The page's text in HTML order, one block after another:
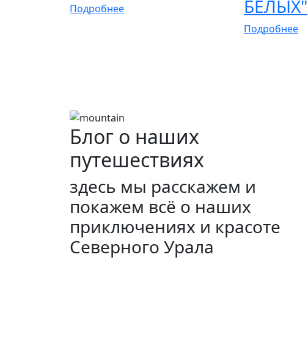
Подробнее
БЕЛЫХ"
Подробнее
Блог о наших
путешествиях
здесь мы расскажем и
покажем всё о наших
приключениях и красоте
Северного Урала